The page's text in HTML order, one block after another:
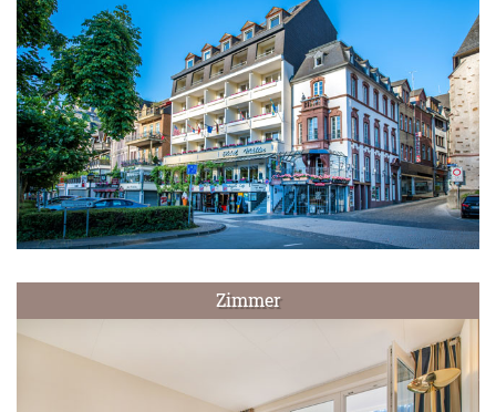
Zimmer